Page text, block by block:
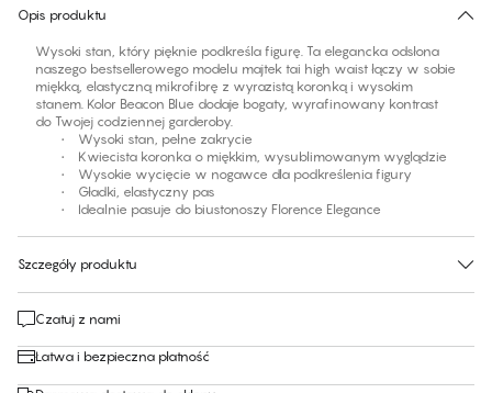
Opis produktu
Wysoki stan, który pięknie podkreśla figurę. Ta elegancka odsłona
naszego bestsellerowego modelu majtek tai high waist łączy w sobie
miękką, elastyczną mikrofibrę z wyrazistą koronką i wysokim
stanem. Kolor Beacon Blue dodaje bogaty, wyrafinowany kontrast
do Twojej codziennej garderoby.
• Wysoki stan, pełne zakrycie
• Kwiecista koronka o miękkim, wysublimowanym wyglądzie
• Wysokie wycięcie w nogawce dla podkreślenia figury
• Gładki, elastyczny pas
• Idealnie pasuje do biustonoszy Florence Elegance
Szczegóły produktu
Czatuj z nami
Łatwa i bezpieczna płatność